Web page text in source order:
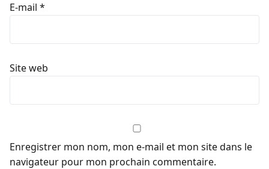
E-mail *
Site web
Enregistrer mon nom, mon e-mail et mon site dans le
navigateur pour mon prochain commentaire.